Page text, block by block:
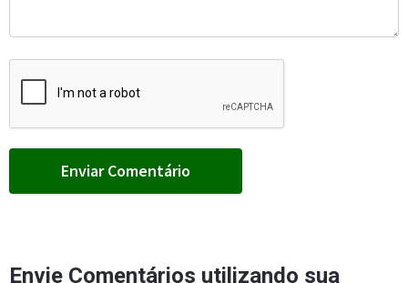
Envie Comentários utilizando sua